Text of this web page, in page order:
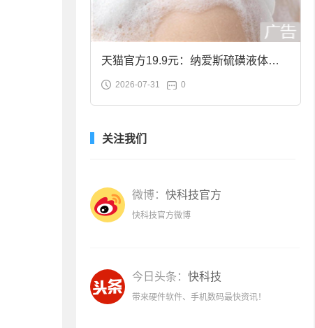
天猫官方19.9元：纳爱斯硫磺液体香
皂2斤大促
2026-07-31 0
关注我们
微博： 快科技官方
快科技官方微博
今日头条： 快科技
带来硬件软件、手机数码最快资讯！